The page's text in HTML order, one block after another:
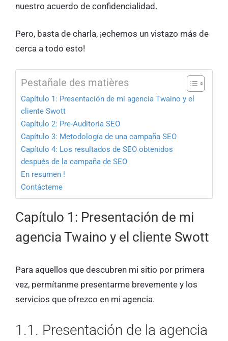
nuestro acuerdo de confidencialidad.
Pero, basta de charla, ¡echemos un vistazo más de
cerca a todo esto!
Pestañale des matières
Capítulo 1: Presentación de mi agencia Twaino y el
cliente Swott
Capítulo 2: Pre-Auditoria SEO
Capítulo 3: Metodología de una campaña SEO
Capítulo 4: Los resultados de SEO obtenidos
después de la campaña de SEO
En resumen !
Contácteme
Capítulo 1: Presentación de mi
agencia Twaino y el cliente Swott
Para aquellos que descubren mi sitio por primera
vez, permítanme presentarme brevemente y los
servicios que ofrezco en mi agencia.
1.1. Presentación de la agencia